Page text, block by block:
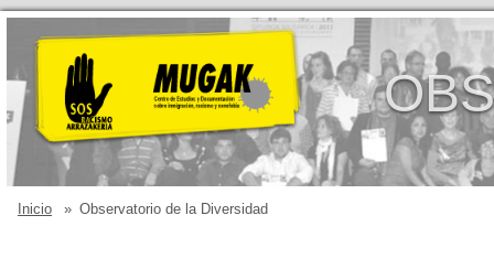
Inicio » Observatorio de la Diversidad